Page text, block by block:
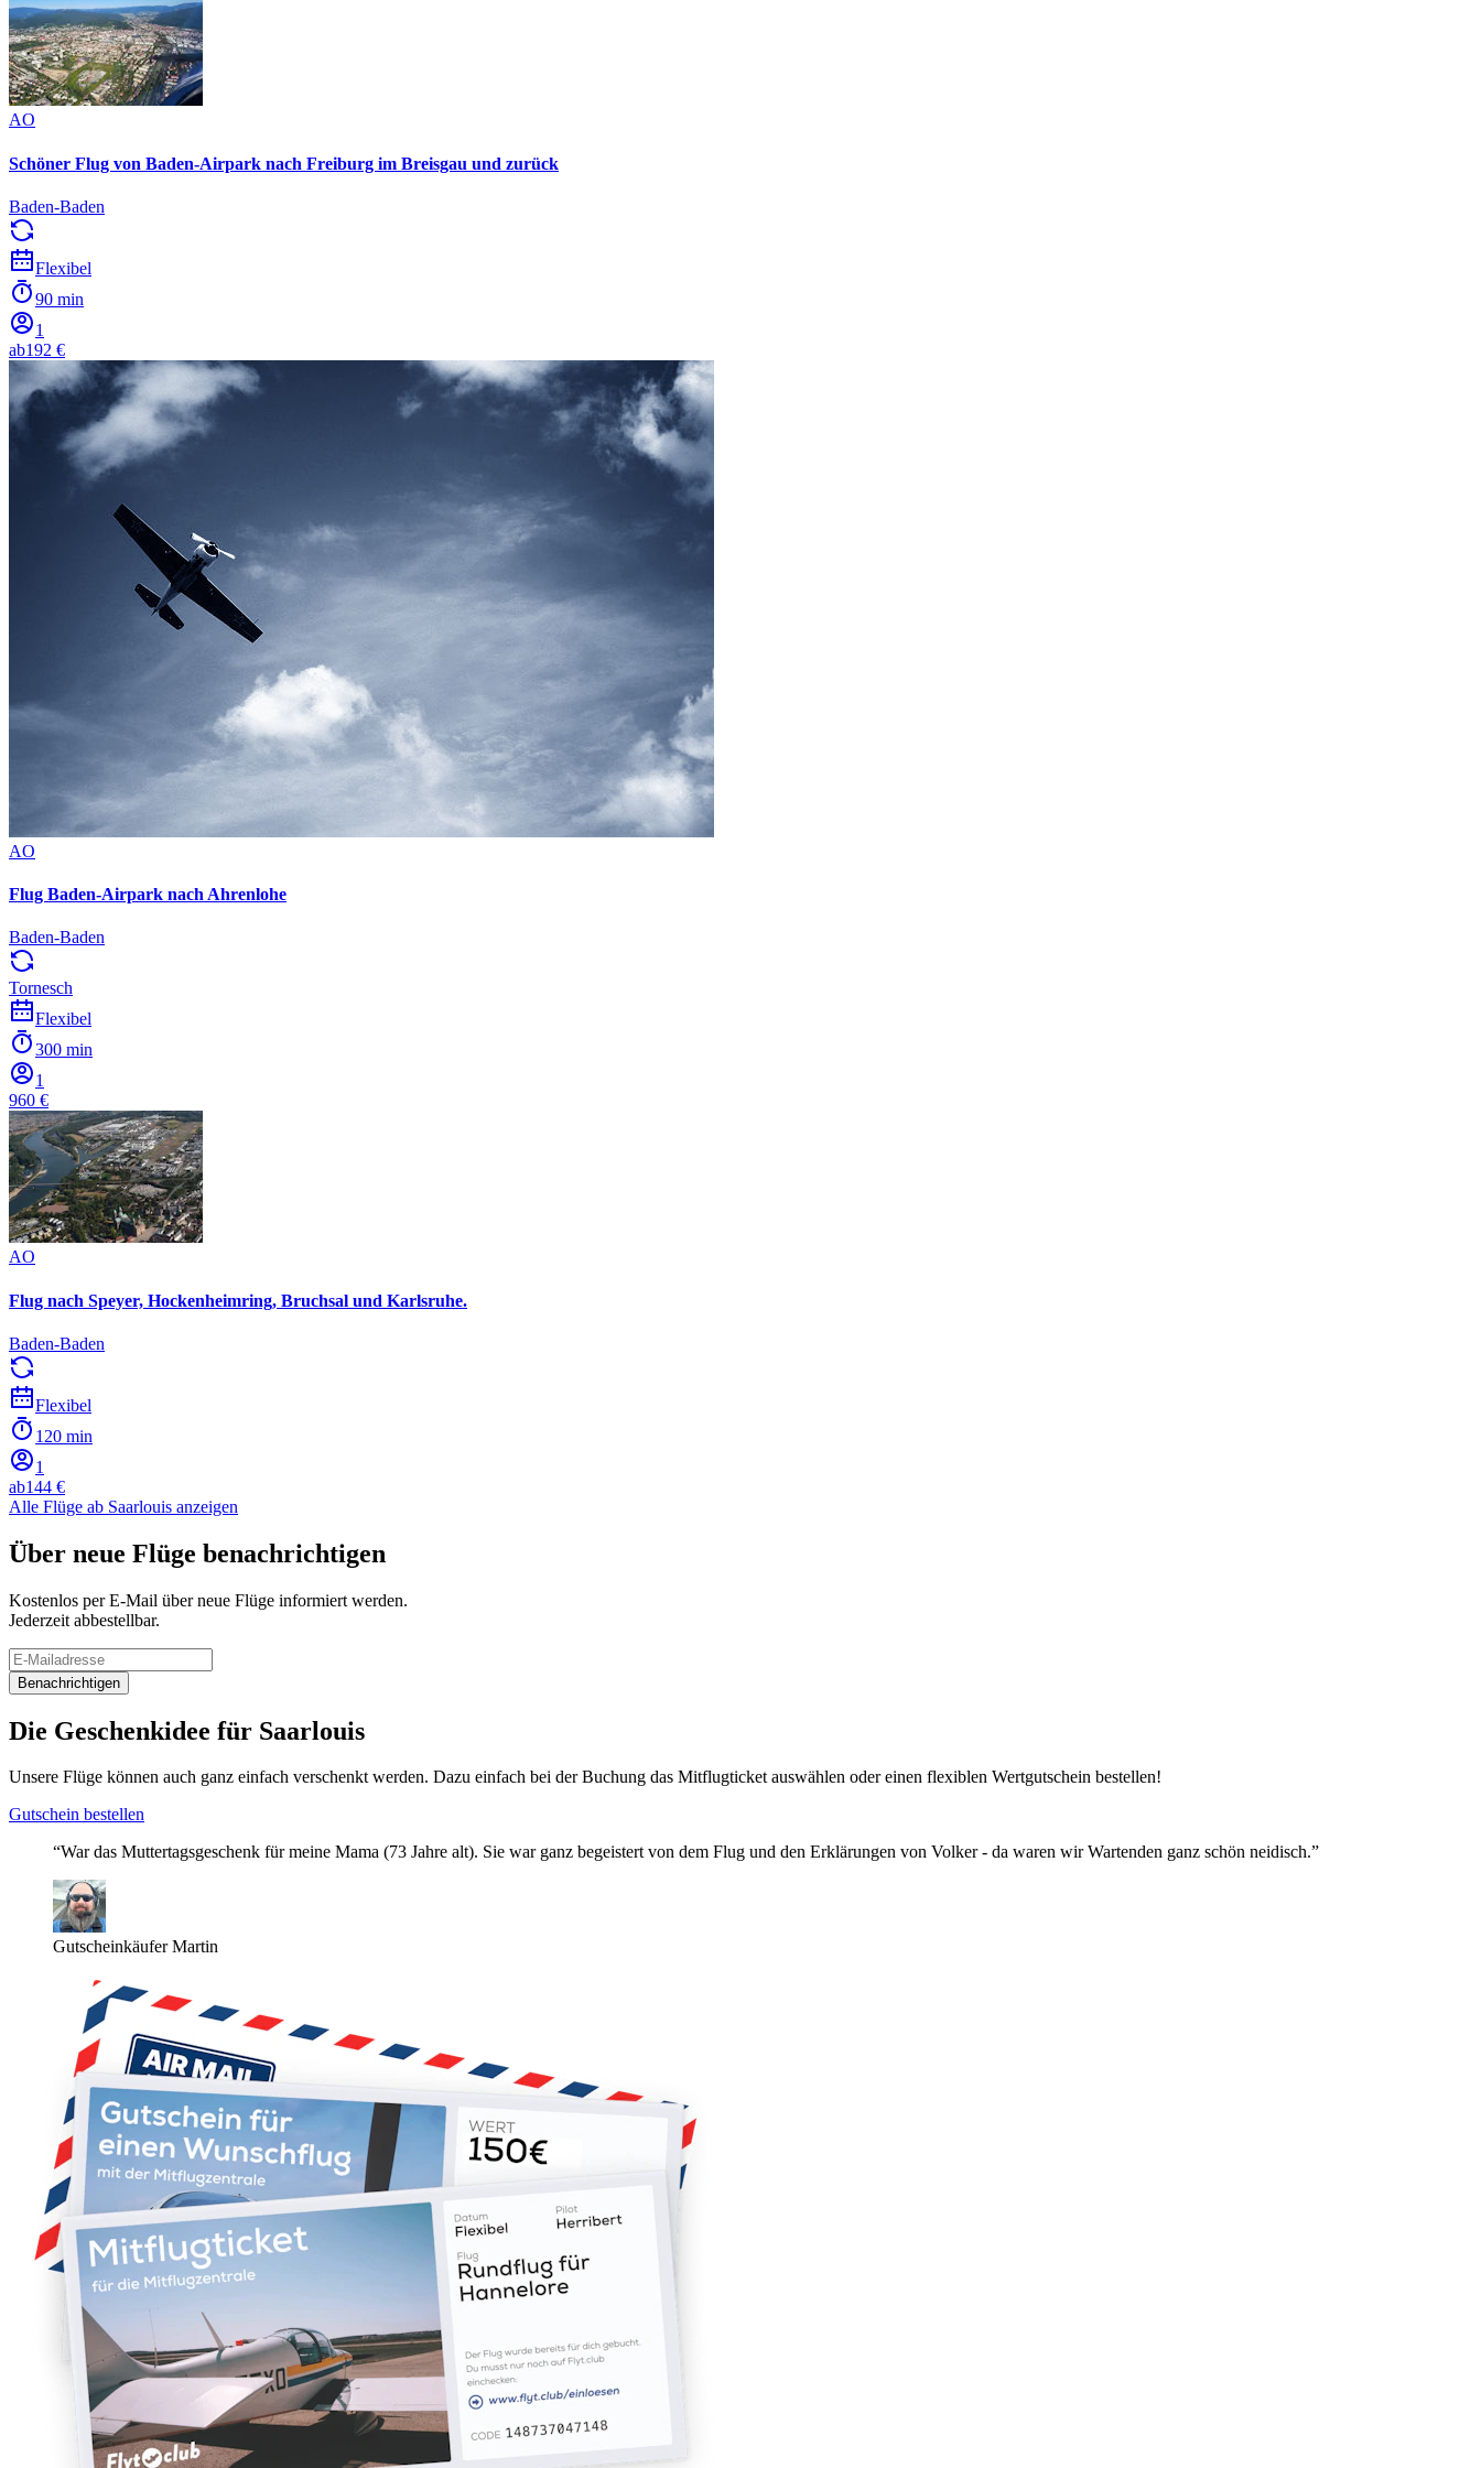
AO
Schöner Flug von Baden-Airpark nach Freiburg im Breisgau und zurück
Baden-Baden
Flexibel
90 min
1
ab192 €
AO
Flug Baden-Airpark nach Ahrenlohe
Baden-Baden
Tornesch
Flexibel
300 min
1
960 €
AO
Flug nach Speyer, Hockenheimring, Bruchsal und Karlsruhe.
Baden-Baden
Flexibel
120 min
1
ab144 €
Alle Flüge ab Saarlouis anzeigen
Über neue Flüge benachrichtigen
Kostenlos per E-Mail über neue Flüge informiert werden.
Jederzeit abbestellbar.
Benachrichtigen
Die Geschenkidee für Saarlouis
Unsere Flüge können auch ganz einfach verschenkt werden. Dazu einfach bei der Buchung das Mitflugticket auswählen oder einen flexiblen Wertgutschein bestellen!
Gutschein bestellen
“War das Muttertagsgeschenk für meine Mama (73 Jahre alt). Sie war ganz begeistert von dem Flug und den Erklärungen von Volker - da waren wir Wartenden ganz schön neidisch.”
Gutscheinkäufer Martin